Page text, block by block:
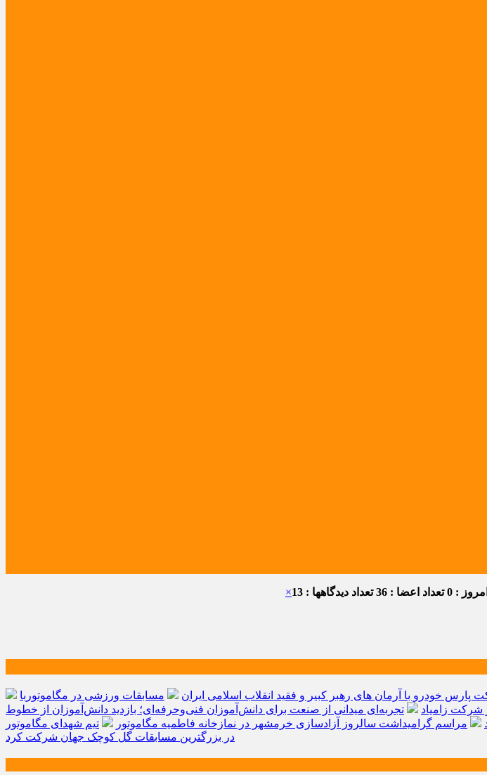
: 0 تعداد اعضا : 36 تعداد دیدگاهها : 13 ×
پارس خودرو با آرمان های رهبر کبیر و فقید انقلاب اسلامی ایران
مسابقات ورزشی در مگاموتوربا
شرکت زامیاد
تجربه‌ای میدانی از صنعت برای دانش‌آموزان فنی‌وحرفه‌ای؛ بازدید دانش‌آموزان از خطوط
مراسم گرامیداشت سالروز آزادسازی خرمشهر در نمازخانه فاطمیه مگاموتور
تیم شهدای مگاموتور
در بزرگترین مسابقات گل کوچک جهان شرکت کرد